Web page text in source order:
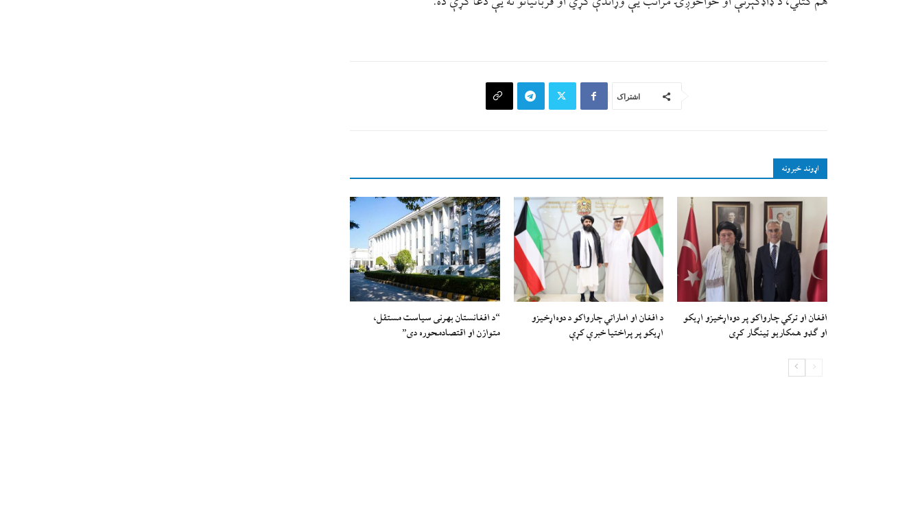
اشتراک
اړوند خبرونه
افغان او ترکي چارواکو پر دوه‌اړخیزو اړيکو
او ګډو همکاريو ټينګار کړی
د افغان او اماراتي چارواکو د دوه‌اړخیزو
اړیکو پر پراختیا خبرې کړې
“د افغانستان بهرنی سیاست مستقل،
متوازن او اقتصادمحوره دی”